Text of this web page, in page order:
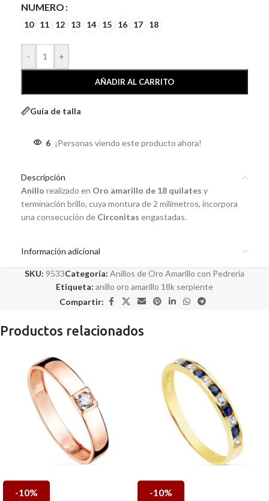
NUMERO
10 11 12 13 14 15 16 17 18
- +
AÑADIR AL CARRITO
Guía de talla
6 ¡Personas viendo este producto ahora!
Descripción
Anillo realizado en Oro amarillo de 18 quilates y
terminación brillo, cuya montura de 2 milímetros, incorpora
una consecución de Circonitas engastadas.
Información adicional
SKU: 9533Categoría: Anillos de Oro Amarillo con Pedrería
Etiqueta: anillo oro amarillo 18k serpiente
Compartir:
Productos relacionados
-10% -10%